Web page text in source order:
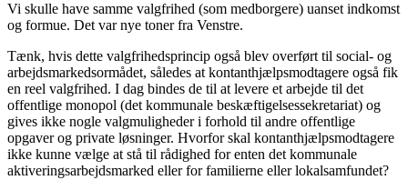
Vi skulle have samme valgfrihed (som medborgere) uanset indkomst
og formue. Det var nye toner fra Venstre.
Tænk, hvis dette valgfrihedsprincip også blev overført til social- og
arbejdsmarkedsormådet, således at kontanthjælpsmodtagere også fik
en reel valgfrihed. I dag bindes de til at levere et arbejde til det
offentlige monopol (det kommunale beskæftigelsessekretariat) og
gives ikke nogle valgmuligheder i forhold til andre offentlige
opgaver og private løsninger. Hvorfor skal kontanthjælpsmodtagere
ikke kunne vælge at stå til rådighed for enten det kommunale
aktiveringsarbejdsmarked eller for familierne eller lokalsamfundet?